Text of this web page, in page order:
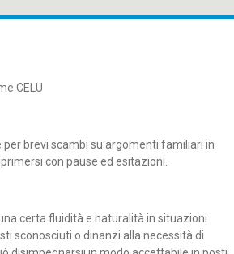
CELU
per brevi scambi su argomenti familiari in
con pause ed esitazioni.
certa fluidità e naturalità in situazioni
sconosciuti o dinanzi alla necessità di